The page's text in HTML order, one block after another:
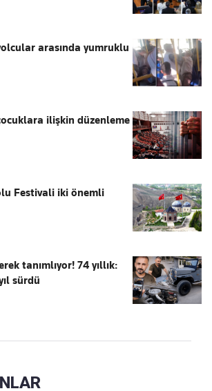
arasında yumruklu
ilişkin düzenleme
Festivali iki önemli
tanımlıyor! 74 yıllık:
sürdü